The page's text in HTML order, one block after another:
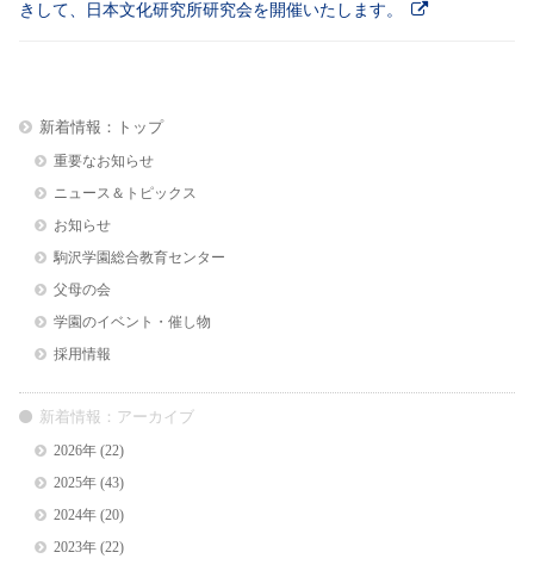
きして、日本文化研究所研究会を開催いたします。
新着情報：トップ
重要なお知らせ
ニュース＆トピックス
お知らせ
駒沢学園総合教育センター
父母の会
学園のイベント・催し物
採用情報
新着情報：アーカイブ
2026年(22)
2025年(43)
2024年(20)
2023年(22)